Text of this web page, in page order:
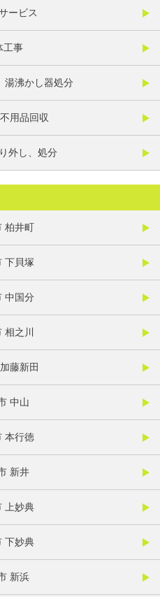
ービス
工事
湯沸かし器処分
用品回収
外し、処分
柏井町
下貝塚
中国分
相之川
藤新田
中山
本行徳
新井
上妙典
下妙典
新浜